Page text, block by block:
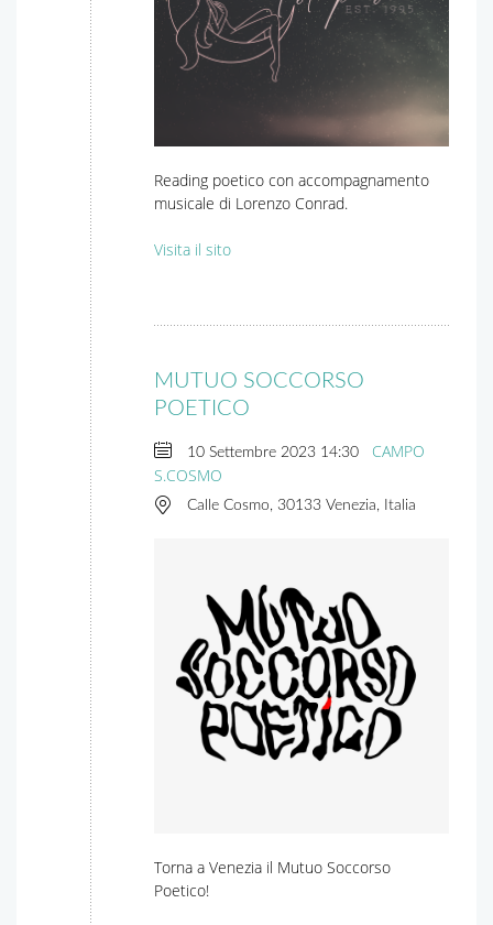
Reading poetico con accompagnamento
musicale di Lorenzo Conrad.
Visita il sito
MUTUO SOCCORSO
POETICO
10 Settembre 2023 14:30
CAMPO
S.COSMO
Calle Cosmo, 30133 Venezia, Italia
Torna a Venezia il Mutuo Soccorso
Poetico!